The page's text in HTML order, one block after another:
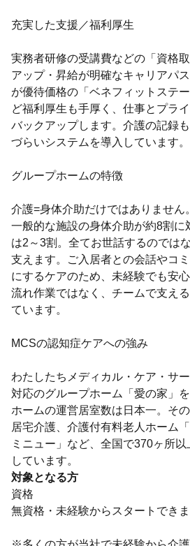
充実した支援／福利厚生
実務者研修の受講費などの「資格
アップ・昇給が明確なキャリアパ
が優待価格の「ベネフィットステ
ど福利厚生も手厚く、仕事とプラ
バックアップします。介護の記録
づらいシステムを導入しています。
グループホームの特徴
介護=身体介助だけではありません。
一般的な施設の身体介助が約8割に
は2～3割。全てお世話するのでは
支えます。ご入居者との会話やコ
にするケアのため、未経験でも安
流れ作業ではなく、チームで支え
ています。
MCSの認知症ケアへの強み
わたしたちメディカル・ケア・サ
対応のグループホーム「愛の家」
ホームの運営居室数は日本一。そ
居宅介護、介護付有料老人ホーム
ミニュー」など、全国で370ヶ所
しています。
対象となる方
資格
無資格・未経験からスタートでき